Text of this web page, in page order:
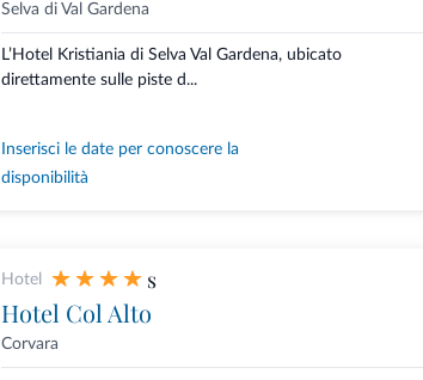
Selva di Val Gardena
L’Hotel Kristiania di Selva Val Gardena, ubicato
direttamente sulle piste d...
Inserisci le date per conoscere la
disponibilità
Hotel s
Hotel Col Alto
Corvara